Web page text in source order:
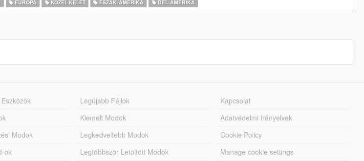
EURÓPA KÖZEL KELET ÉSZAK-AMERIKA DÉL-AMERIKA
Modok
ok
Legújabb Fájlok
Kiemelt Modok
Legkedveltebb Modok
Legtöbbször Letöltött Modok
Kapcsolat
Adatvédelmi Irányelvek
Cookie Policy
Manage cookie settings